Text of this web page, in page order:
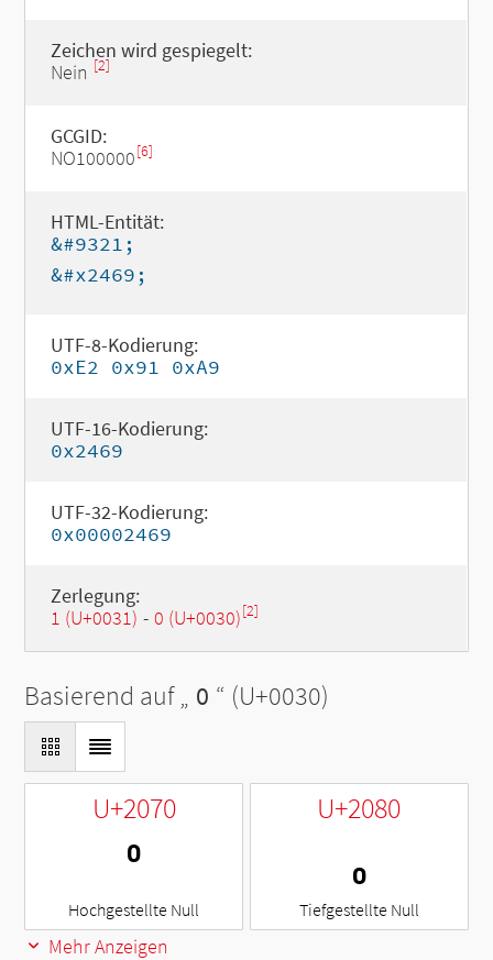
Zeichen wird gespiegelt:
Nein [2]
GCGID:
NO100000[6]
HTML-Entität:
&#9321;
&#x2469;
UTF-8-Kodierung:
0xE2 0x91 0xA9
UTF-16-Kodierung:
0x2469
UTF-32-Kodierung:
0x00002469
Zerlegung:
1 (U+0031) - 0 (U+0030)[2]
Basierend auf „ 0 “ (U+0030)
U+2070
⁰
Hochgestellte Null
U+2080
₀
Tiefgestellte Null
Mehr Anzeigen